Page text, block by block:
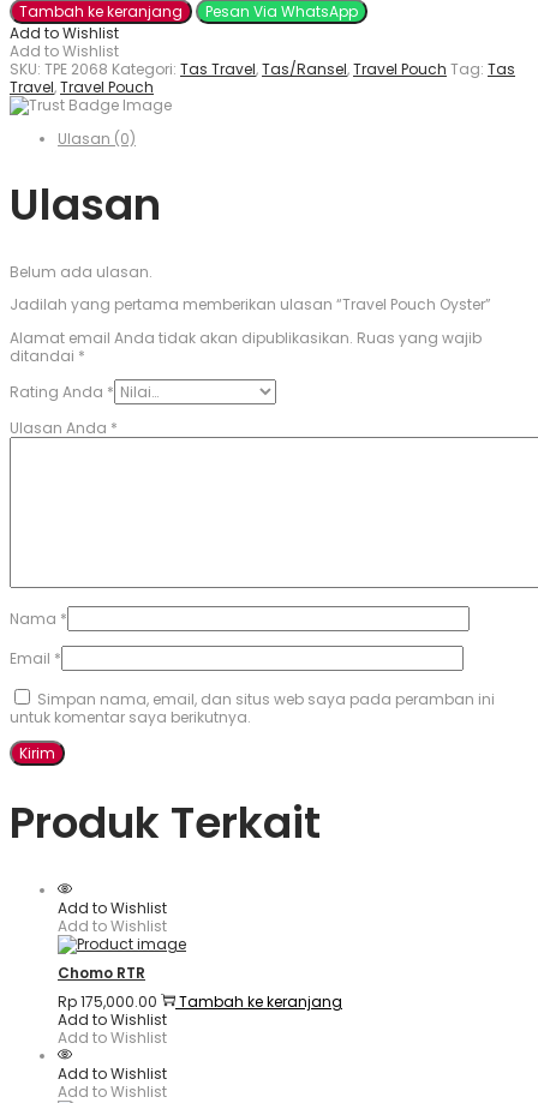
Tambah ke keranjang
Pesan Via WhatsApp
Add to Wishlist
Add to Wishlist
SKU: TPE 2068 Kategori: Tas Travel,Tas/Ransel,Travel Pouch Tag: Tas
Travel,Travel Pouch
Ulasan (0)
Ulasan
Belum ada ulasan.
Jadilah yang pertama memberikan ulasan “Travel Pouch Oyster”
Alamat email Anda tidak akan dipublikasikan. Ruas yang wajib
ditandai *
Rating Anda *
Ulasan Anda *
Nama *
Email *
Simpan nama, email, dan situs web saya pada peramban ini
untuk komentar saya berikutnya.
Produk Terkait
Add to Wishlist
Add to Wishlist
Chomo RTR
Rp175,000.00
Tambah ke keranjang
Add to Wishlist
Add to Wishlist
Add to Wishlist
Add to Wishlist